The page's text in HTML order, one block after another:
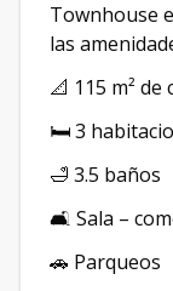
Townhouse
las
📐 115 m²
🛏️ 3
🛁 3.5 baños
🛋️ Sala –
🚗 Parqueos